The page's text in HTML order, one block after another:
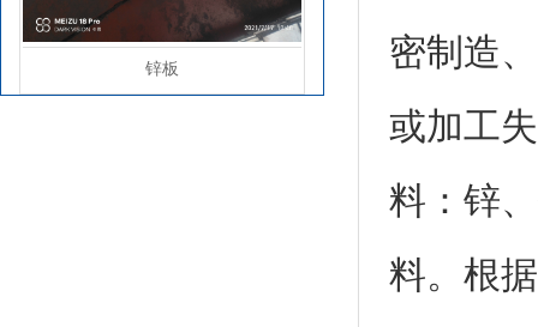
锌板
密制造
或加工
料：锌
料。根